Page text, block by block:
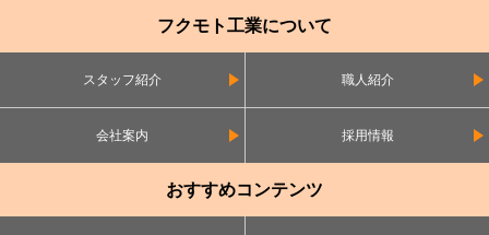
フクモト工業について
スタッフ紹介 職人紹介
会社案内 採用情報
おすすめコンテンツ